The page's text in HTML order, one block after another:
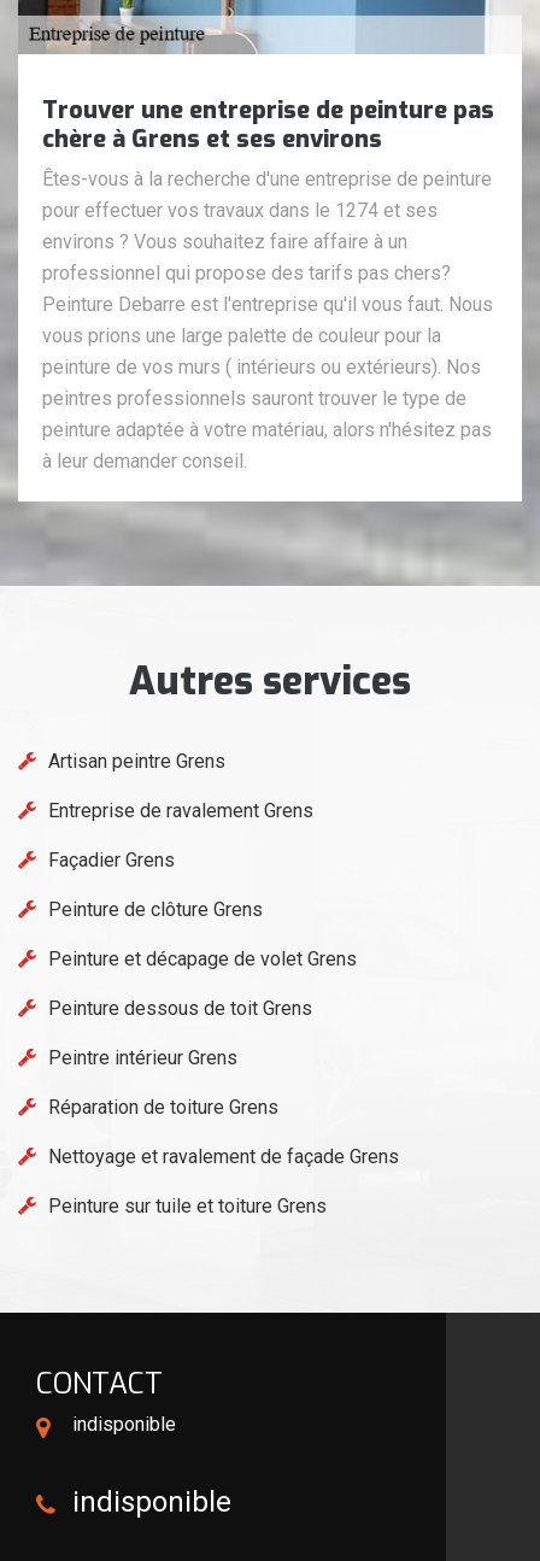
Trouver une entreprise de peinture pas
chère à Grens et ses environs
Êtes-vous à la recherche d'une entreprise de peinture
pour effectuer vos travaux dans le 1274 et ses
environs ? Vous souhaitez faire affaire à un
professionnel qui propose des tarifs pas chers?
Peinture Debarre est l'entreprise qu'il vous faut. Nous
vous prions une large palette de couleur pour la
peinture de vos murs ( intérieurs ou extérieurs). Nos
peintres professionnels sauront trouver le type de
peinture adaptée à votre matériau, alors n'hésitez pas
à leur demander conseil.
Autres services
Artisan peintre Grens
Entreprise de ravalement Grens
Façadier Grens
Peinture de clôture Grens
Peinture et décapage de volet Grens
Peinture dessous de toit Grens
Peintre intérieur Grens
Réparation de toiture Grens
Nettoyage et ravalement de façade Grens
Peinture sur tuile et toiture Grens
CONTACT
indisponible
indisponible